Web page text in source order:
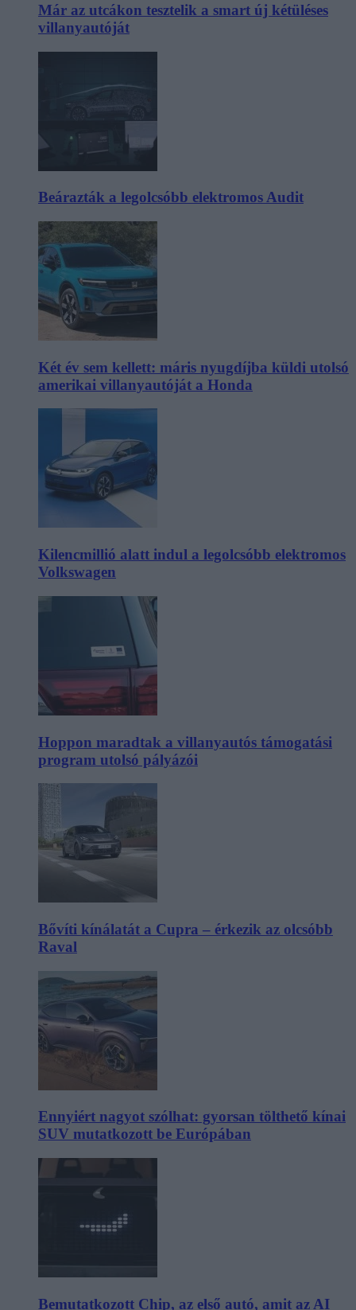
Már az utcákon tesztelik a smart új kétüléses
villanyautóját
Beárazták a legolcsóbb elektromos Audit
Két év sem kellett: máris nyugdíjba küldi utolsó
amerikai villanyautóját a Honda
Kilencmillió alatt indul a legolcsóbb elektromos
Volkswagen
Hoppon maradtak a villanyautós támogatási
program utolsó pályázói
Bővíti kínálatát a Cupra – érkezik az olcsóbb
Raval
Ennyiért nagyot szólhat: gyorsan tölthető kínai
SUV mutatkozott be Európában
Bemutatkozott Chip, az első autó, amit az AI